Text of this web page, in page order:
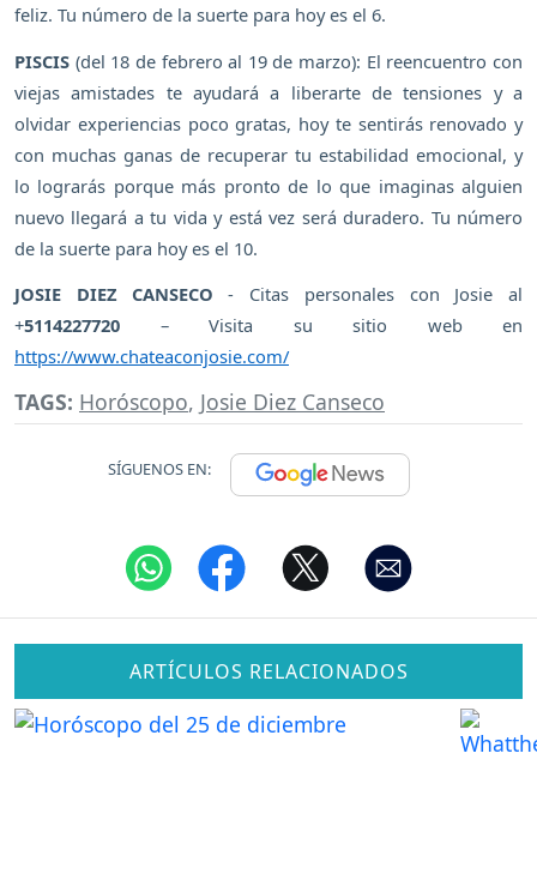
feliz. Tu número de la suerte para hoy es el 6.
PISCIS (del 18 de febrero al 19 de marzo): El reencuentro con
viejas amistades te ayudará a liberarte de tensiones y a
olvidar experiencias poco gratas, hoy te sentirás renovado y
con muchas ganas de recuperar tu estabilidad emocional, y
lo lograrás porque más pronto de lo que imaginas alguien
nuevo llegará a tu vida y está vez será duradero. Tu número
de la suerte para hoy es el 10.
JOSIE DIEZ CANSECO - Citas personales con Josie al
+5114227720 – Visita su sitio web en
https://www.chateaconjosie.com/
TAGS: Horóscopo, Josie Diez Canseco
SÍGUENOS EN:
ARTÍCULOS RELACIONADOS